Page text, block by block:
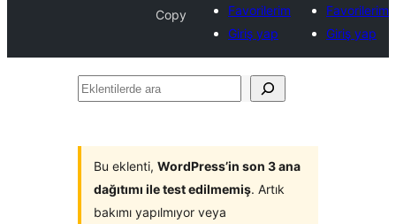
Copy
Favorilerim
Giriş yap
Favorilerim
Giriş yap
Eklentilerde
Bu eklenti, WordPress’in son 3 ana
dağıtımı ile test edilmemiş. Artık
bakımı yapılmıyor veya